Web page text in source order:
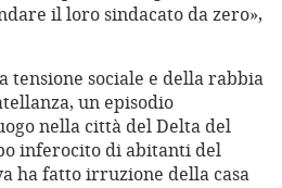
il loro sindacato da zero»,
tensione sociale e della rabbia
un episodio
nella città del Delta del
inferocito di abitanti del
ha fatto irruzione della casa